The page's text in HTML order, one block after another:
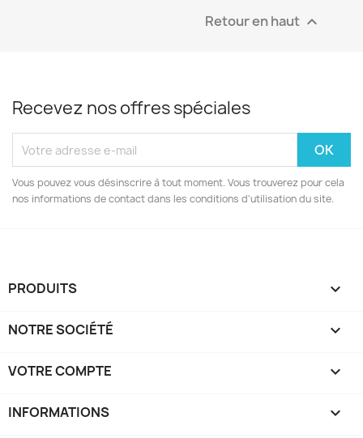
Retour en haut 
Recevez nos offres spéciales
Vous pouvez vous désinscrire à tout moment. Vous trouverez pour cela
nos informations de contact dans les conditions d'utilisation du site.
PRODUITS 
NOTRE SOCIÉTÉ 
VOTRE COMPTE 
INFORMATIONS keyboard_arrow_down